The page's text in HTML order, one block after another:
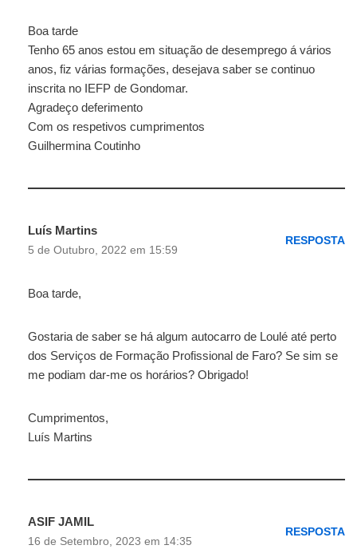
Boa tarde
Tenho 65 anos estou em situação de desemprego á vários
anos, fiz várias formações, desejava saber se continuo
inscrita no IEFP de Gondomar.
Agradeço deferimento
Com os respetivos cumprimentos
Guilhermina Coutinho
Luís Martins
5 de Outubro, 2022 em 15:59
RESPOSTA
Boa tarde,
Gostaria de saber se há algum autocarro de Loulé até perto
dos Serviços de Formação Profissional de Faro? Se sim se
me podiam dar-me os horários? Obrigado!
Cumprimentos,
Luís Martins
ASIF JAMIL
16 de Setembro, 2023 em 14:35
RESPOSTA